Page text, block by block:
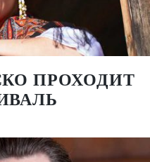
ПРОХОДИТ